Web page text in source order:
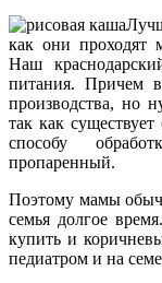
как они проходят
Наш
питания. Причем
производства, но
так как
способу
пропаренный.
Поэтому мамы
семья долгое
купить и
педиатром и на